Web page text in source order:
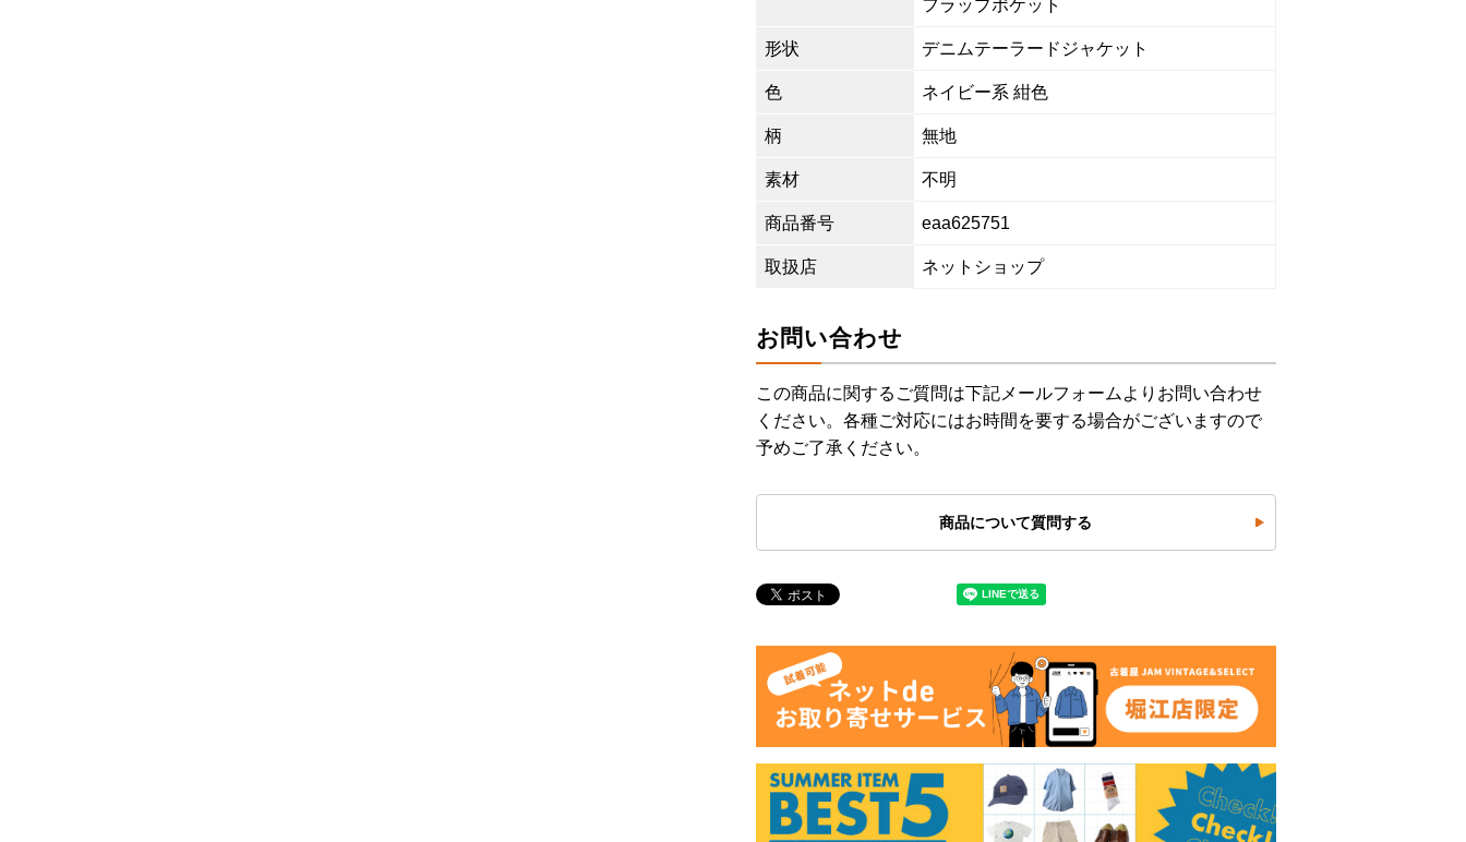
フラップポケット
形状 デニムテーラードジャケット
色 ネイビー系 紺色
柄 無地
素材 不明
商品番号 eaa625751
取扱店 ネットショップ
お問い合わせ
この商品に関するご質問は下記メールフォームよりお問い合わせ
ください。各種ご対応にはお時間を要する場合がございますので
予めご了承ください。
商品について質問する